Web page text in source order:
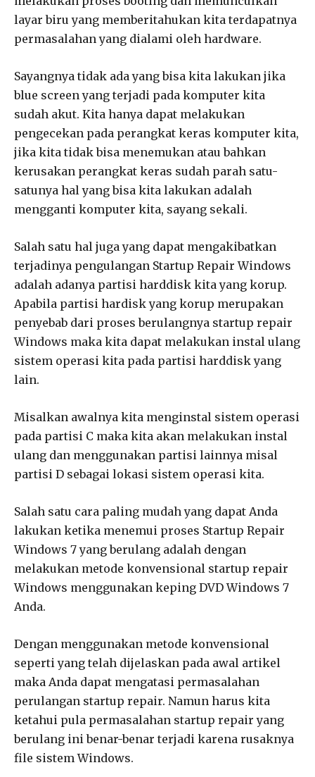
layar biru yang memberitahukan kita terdapatnya
permasalahan yang dialami oleh hardware.
Sayangnya tidak ada yang bisa kita lakukan jika
blue screen yang terjadi pada komputer kita
sudah akut. Kita hanya dapat melakukan
pengecekan pada perangkat keras komputer kita,
jika kita tidak bisa menemukan atau bahkan
kerusakan perangkat keras sudah parah satu-
satunya hal yang bisa kita lakukan adalah
mengganti komputer kita, sayang sekali.
Salah satu hal juga yang dapat mengakibatkan
terjadinya pengulangan Startup Repair Windows
adalah adanya partisi harddisk kita yang korup.
Apabila partisi hardisk yang korup merupakan
penyebab dari proses berulangnya startup repair
Windows maka kita dapat melakukan instal ulang
sistem operasi kita pada partisi harddisk yang
lain.
Misalkan awalnya kita menginstal sistem operasi
pada partisi C maka kita akan melakukan instal
ulang dan menggunakan partisi lainnya misal
partisi D sebagai lokasi sistem operasi kita.
Salah satu cara paling mudah yang dapat Anda
lakukan ketika menemui proses Startup Repair
Windows 7 yang berulang adalah dengan
melakukan metode konvensional startup repair
Windows menggunakan keping DVD Windows 7
Anda.
Dengan menggunakan metode konvensional
seperti yang telah dijelaskan pada awal artikel
maka Anda dapat mengatasi permasalahan
perulangan startup repair. Namun harus kita
ketahui pula permasalahan startup repair yang
berulang ini benar-benar terjadi karena rusaknya
file sistem Windows.